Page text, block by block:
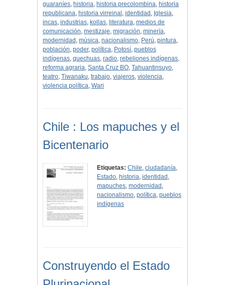
guaraníes, historia, historia precolombina, historia
republicana, historia virreinal , identidad , Iglesia,
incas, industrias, kollas, literatura, medios de
comunicación, mestizaje, migración, minería,
modernidad , música, nacionalismo, Perú, pintura,
población, poder, política, Potosí, pueblos
indígenas, quechuas, radio, rebeliones indígenas,
reforma agraria, Santa Cruz BO, Tahuantinsuyo,
teatro, Tiwanaku, trabajo, viajeros, violencia,
violencia política, Wari
Chile : Los mapuches y el
Bicentenario
Etiquetas: Chile,ciudadanía,
Estado, historia,identidad ,
mapuches,modernidad ,
nacionalismo,política,pueblos
indígenas
Construyendo el Estado